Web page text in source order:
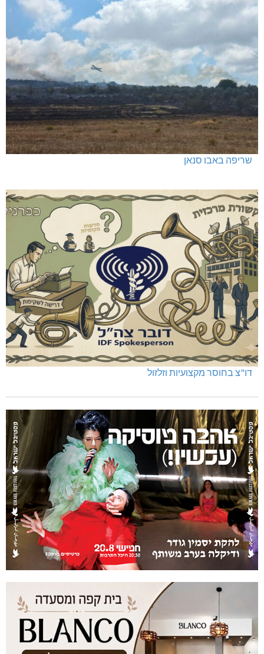
שריפה באבו סנאן
דו"צ בחוסר מקצועיות וזלזול